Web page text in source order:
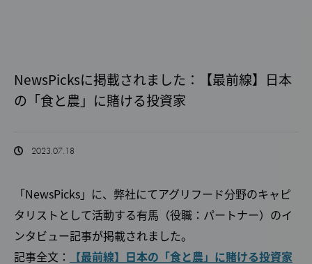
NewsPicksに掲載されました：【最前線】日本
の「食と農」に賭ける投資家
2023.07.18
「NewsPicks」に、弊社にてアグリフード分野のキャピ
タリストとして活動する有馬（役職：パートナー）のイ
ンタビュー記事が掲載されました。
記事全文：
【最前線】日本の「食と農」に賭ける投資家